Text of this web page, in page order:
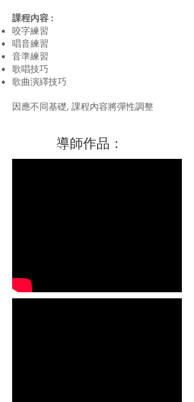
課程內容 :
咬字練習
唱音練習
音準練習
歌唱技巧
歌曲演繹技巧
因應不同基礎, 課程內容將彈性調整
​導師作品：